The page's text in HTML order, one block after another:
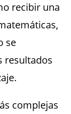
recibir una
se
resultados
complejas